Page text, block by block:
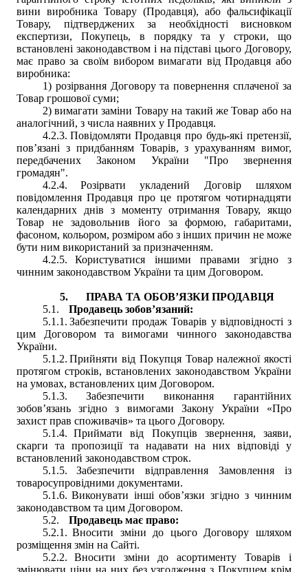
вини виробника Товару (Продавця), або фальсифікації
Товару, підтверджених за необхідності висновком
експертизи, Покупець, в порядку та у строки, що
встановлені законодавством і на підставі цього Договору,
має право за своїм вибором вимагати від Продавця або
виробника:
1) розірвання Договору та повернення сплаченої за
Товар грошової суми;
2) вимагати заміни Товару на такий же Товар або на
аналогічний, з числа наявних у Продавця.
4.2.3. Повідомляти Продавця про будь-які претензії,
пов’язані з придбанням Товарів, з урахуванням вимог,
передбачених Законом України "Про звернення
громадян".
4.2.4.
Розірвати укладений Договір шляхом
повідомлення Продавця про це протягом чотирнадцяти
календарних днів з моменту отримання Товару, якщо
Товар не задовольнив його за формою, габаритами,
фасоном, кольором, розміром або з інших причин не може
бути ним використаний за призначенням.
4.2.5.
Користуватися іншими правами згідно з
чинним законодавством України та цим Договором.
5.
ПРАВА ТА ОБОВ’ЯЗКИ ПРОДАВЦЯ
5.1.
Продавець зобов’язаний:
5.1.1. Забезпечити продаж Товарів у відповідності з
цим Договором та вимогами чинного законодавства
України.
5.1.2. Прийняти від Покупця Товар належної якості
протягом строків, встановлених законодавством України
на умовах, встановлених цим Договором.
5.1.3.
Забезпечити виконання гарантійних
зобов’язань згідно з вимогами Закону України «Про
захист прав споживачів» та цього Договору.
5.1.4. Приймати від Покупців звернення, заяви,
скарги та пропозиції та надавати на них відповіді у
встановлений законодавством строк.
5.1.5.
Забезпечити відправлення Замовлення із
товаросупровідними документами.
5.1.6. Виконувати інші обов’язки згідно з чинним
законодавством та цим Договором.
5.2.
Продавець має право:
5.2.1. Вносити зміни до цього Договору шляхом
розміщення змін на Сайті.
5.2.2.
Вносити зміни до асортименту Товарів і
змінювати ціни на них без узгодження з Покупцем крім